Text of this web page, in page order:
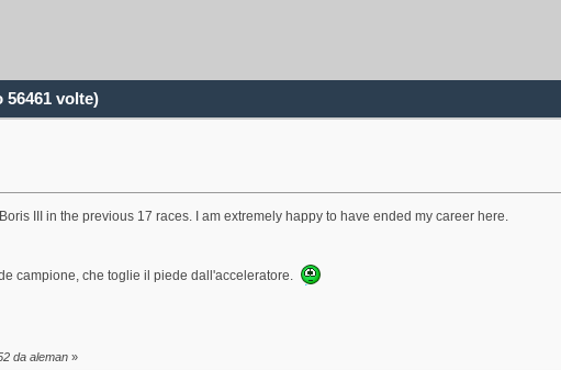
volte)
III in the previous 17 races. I am extremely happy to have ended my career here.
campione, che toglie il piede dall'acceleratore.
da aleman»